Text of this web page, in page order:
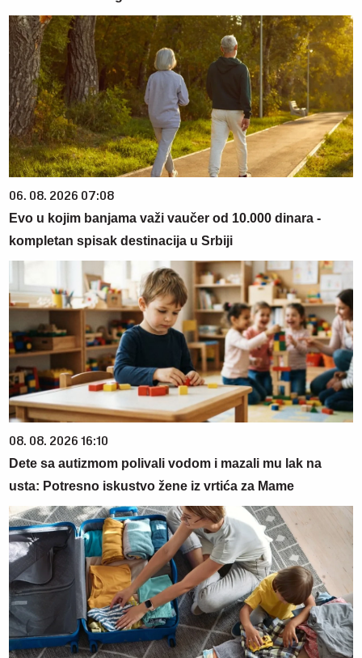
06. 08. 2026 07:08
Evo u kojim banjama važi vaučer od 10.000 dinara -
kompletan spisak destinacija u Srbiji
08. 08. 2026 16:10
Dete sa autizmom polivali vodom i mazali mu lak na
usta: Potresno iskustvo žene iz vrtića za Mame